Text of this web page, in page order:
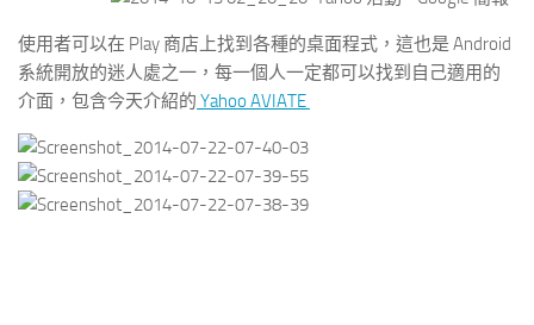
使用者可以在 Play 商店上找到各種的桌面程式，這也是 Android
系統開放的迷人處之一，每一個人一定都可以找到自己適用的
介面，包含今天介紹的 Yahoo AVIATE